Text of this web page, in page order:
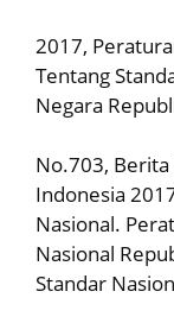
2017,
Tentang
Negara
No.703,
Indonesia
Nasional.
Nasional
Standar